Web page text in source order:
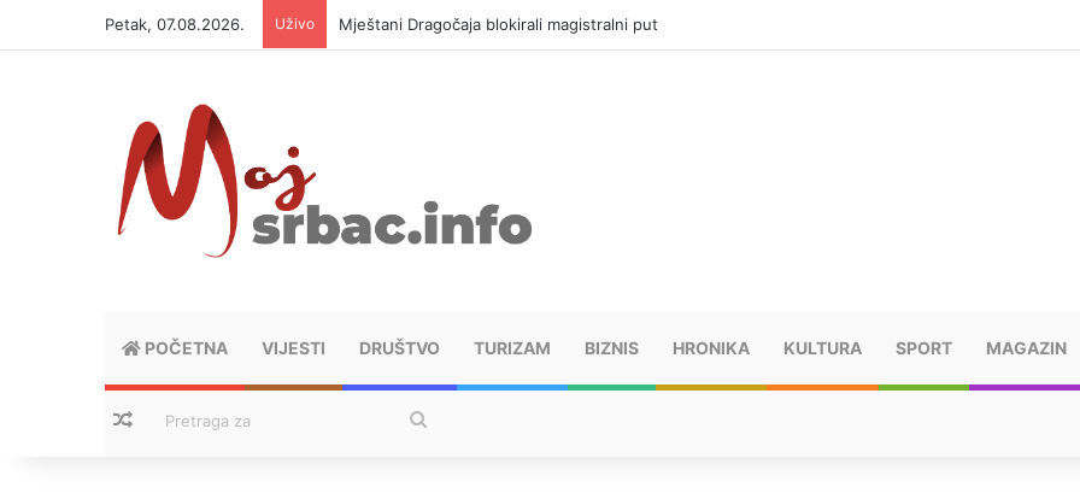
Petak, 07.08.2026. Uživo Mještani Dragočaja blokirali magistralni put
POČETNA VIJESTI DRUŠTVO TURIZAM BIZNIS HRONIKA KULTURA SPORT MAGAZIN
Nasumični tekstovi